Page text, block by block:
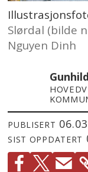
Slørdal (bilde
Nguyen Dinh
PUBLISERT
SIST OPPDATERT